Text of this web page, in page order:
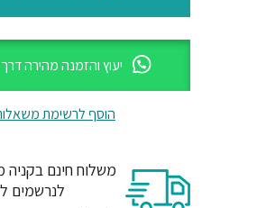
יעוץ והזמנה מהירה
הוסף לרשימת
משלוח חינם בקניה מעל
לנרשמים